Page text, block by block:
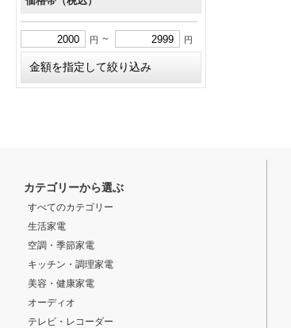
円 ～ 円
カテゴリーから選ぶ
すべてのカテゴリー
生活家電
空調・季節家電
キッチン・調理家電
美容・健康家電
オーディオ
テレビ・レコーダー